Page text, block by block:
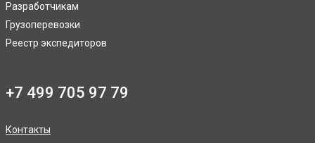
Разработчикам
Грузоперевозки
Реестр экспедиторов
+7 499 705 97 79
Контакты